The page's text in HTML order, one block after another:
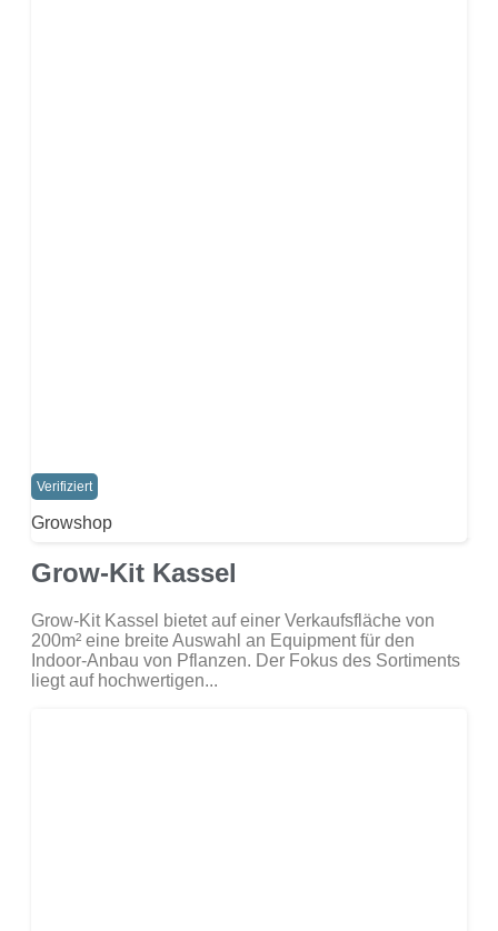
Verifiziert
Growshop
Grow-Kit Kassel
Grow-Kit Kassel bietet auf einer Verkaufsfläche von
200m² eine breite Auswahl an Equipment für den
Indoor-Anbau von Pflanzen. Der Fokus des Sortiments
liegt auf hochwertigen...